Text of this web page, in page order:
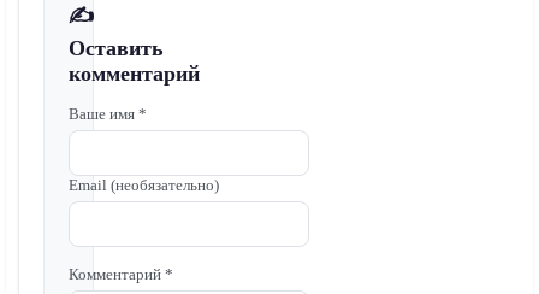
✍️
Оставить
комментарий
Ваше имя *
Email (необязательно)
Комментарий *